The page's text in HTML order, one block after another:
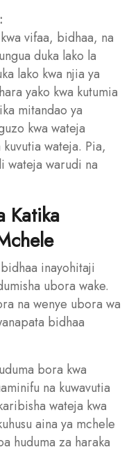
vifaa, bidhaa, na
duka lako la
lako kwa njia ya
yako kwa kutumia
mitandao ya
kwa wateja
wateja. Pia,
wateja warudi na
Katika
inayohitaji
ubora wake.
na wenye ubora wa
bidhaa
bora kwa
na kuwavutia
wateja kwa
aina ya mchele
huduma za haraka